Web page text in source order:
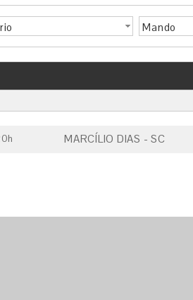
Mando
MARCÍLIO DIAS - SC